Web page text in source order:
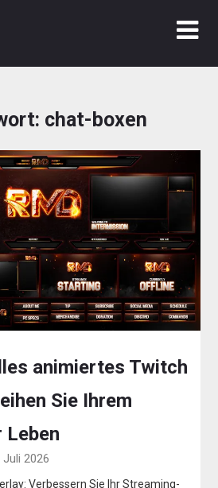
chat-boxen
animiertes Twitch
Sie Ihrem
Leben
2026
Verbessern Sie Ihr Streaming-